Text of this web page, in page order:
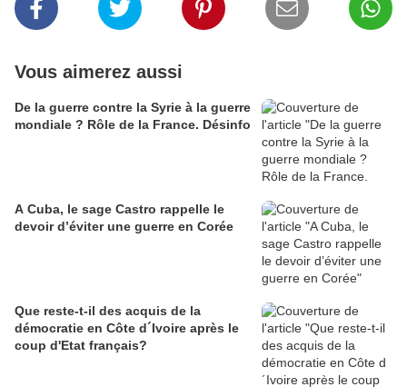
Vous aimerez aussi
De la guerre contre la Syrie à la guerre
mondiale ? Rôle de la France. Désinfo
A Cuba, le sage Castro rappelle le
devoir d’éviter une guerre en Corée
Que reste-t-il des acquis de la
démocratie en Côte d´Ivoire après le
coup d'Etat français?